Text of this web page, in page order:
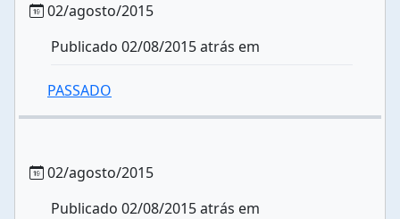
02/agosto/2015
Publicado 02/08/2015 atrás em
PASSADO
02/agosto/2015
Publicado 02/08/2015 atrás em